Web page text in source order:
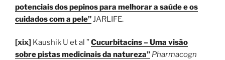
potenciais dos pepinos para melhorar a saúde e os
cuidados com a pele”JARLIFE.
[xix] Kaushik U et al ”Cucurbitacins – Uma visão
sobre pistas medicinais da natureza” Pharmacogn